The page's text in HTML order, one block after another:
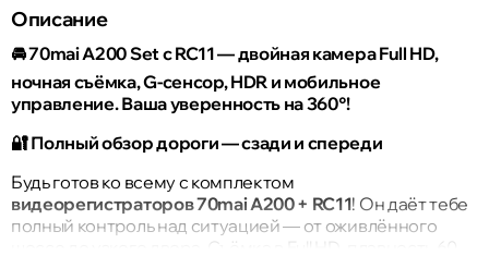
Описание
🚘 70mai A200 Set с RC11 — двойная камера Full HD,
ночная съёмка, G-сенсор, HDR и мобильное
управление. Ваша уверенность на 360°!
🔐 Полный обзор дороги — сзади и спереди
Будь готов ко всему с комплектом
видеорегистраторов 70mai A200 + RC11! Он даёт тебе
полный контроль над ситуацией — от оживлённого